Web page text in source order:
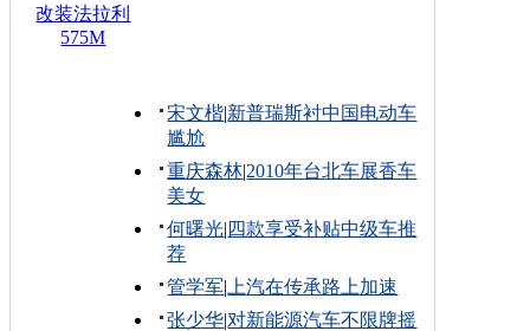
改装法拉利
575M
宋文楷|新普瑞斯衬中国电动车
尴尬
重庆森林|2010年台北车展香车
美女
何曙光| 四款享受补贴中级车推
荐
管学军| 上汽在传承路上加速
张少华|对新能源汽车不限牌摇